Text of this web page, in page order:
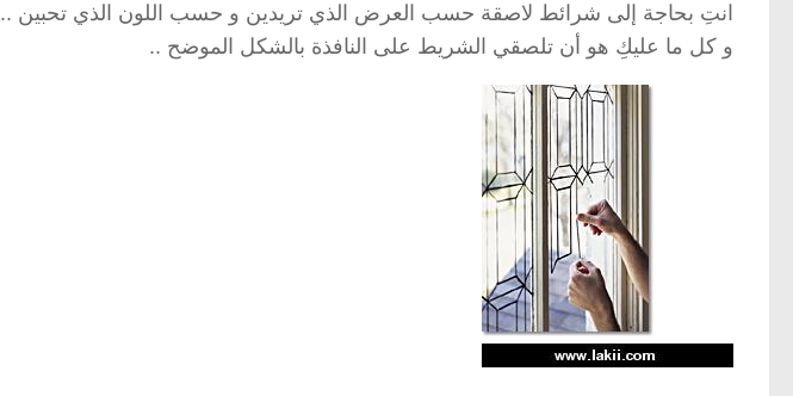
انتِ بحاجة إلى شرائط لاصقة حسب العرض الذي تريدين و حسب اللون الذي تحبين ..
و كل ما عليكِ هو أن تلصقي الشريط على النافذة بالشكل الموضح ..